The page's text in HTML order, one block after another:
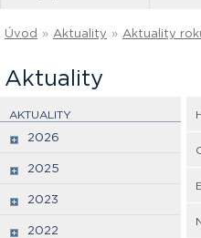
Úvod » Aktuality » Aktuality
Aktuality
AKTUALITY
2026
2025
2023
2022